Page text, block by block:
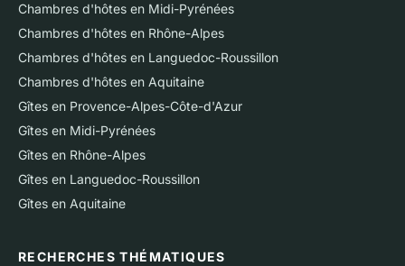
Chambres d'hôtes en Midi-Pyrénées
Chambres d'hôtes en Rhône-Alpes
Chambres d'hôtes en Languedoc-Roussillon
Chambres d'hôtes en Aquitaine
Gîtes en Provence-Alpes-Côte-d'Azur
Gîtes en Midi-Pyrénées
Gîtes en Rhône-Alpes
Gîtes en Languedoc-Roussillon
Gîtes en Aquitaine
RECHERCHES THÉMATIQUES